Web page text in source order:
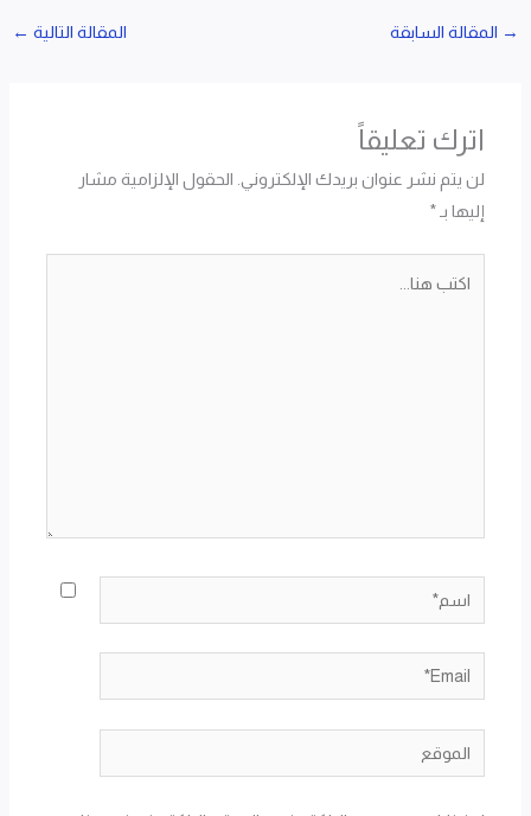
→ المقالة السابقة المقالة التالية ←
اترك تعليقاً
لن يتم نشر عنوان بريدك الإلكتروني. الحقول الإلزامية مشار
إليها بـ*
اسم*
Email*
الموقع